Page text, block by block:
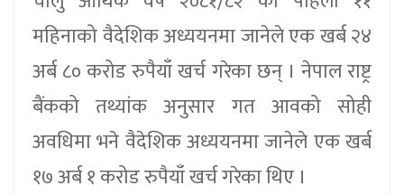
महिनाको वैदेशिक अध्ययनमा जानेले एक खर्ब २४
अर्ब ८० करोड रुपैयाँ खर्च गरेका छन् । नेपाल राष्ट्र
बैंकको तथ्यांक अनुसार गत आवको सोही
अवधिमा भने वैदेशिक अध्ययनमा जानेले एक खर्ब
१७ अर्ब १ करोड रुपैयाँ खर्च गरेका थिए ।